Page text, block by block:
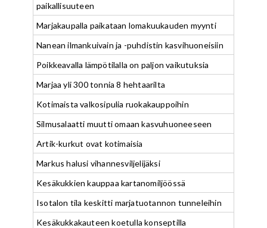
paikallisuuteen
Marjakaupalla paikataan lomakuukauden myynti
Nanean ilmankuivain ja -puhdistin kasvihuoneisiin
Poikkeavalla lämpötilalla on paljon vaikutuksia
Marjaa yli 300 tonnia 8 hehtaarilta
Kotimaista valkosipulia ruokakauppoihin
Silmusalaatti muutti omaan kasvuhuoneeseen
Artik-kurkut ovat kotimaisia
Markus halusi vihannesviljelijäksi
Kesäkukkien kauppaa kartanomiljöössä
Isotalon tila keskitti marjatuotannon tunneleihin
Kesäkukkakauteen koetulla konseptilla